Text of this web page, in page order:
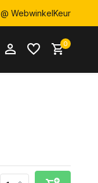
@ WebwinkelKeur
0